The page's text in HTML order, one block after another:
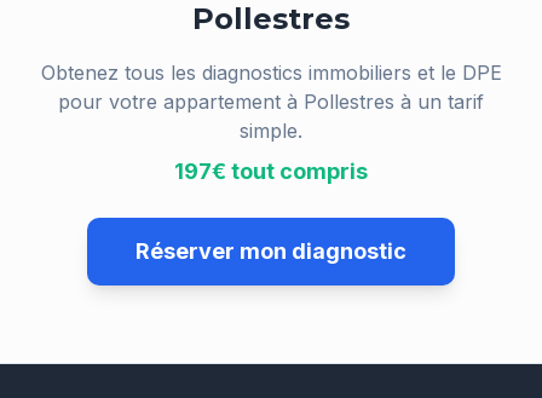
Pollestres
Obtenez tous les diagnostics immobiliers et le DPE
pour votre appartement à Pollestres à un tarif
simple.
197€ tout compris
Réserver mon diagnostic